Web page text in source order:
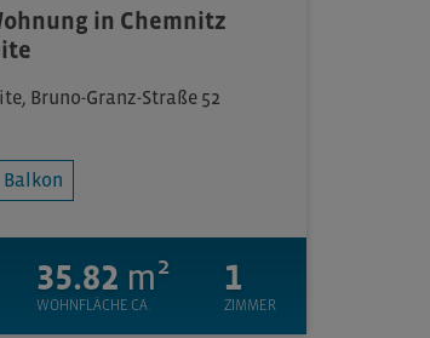
in Chemnitz
Bruno-Granz-Straße 52
Balkon
35.82 m²
WOHNFLÄCHE CA.
1
ZIMMER